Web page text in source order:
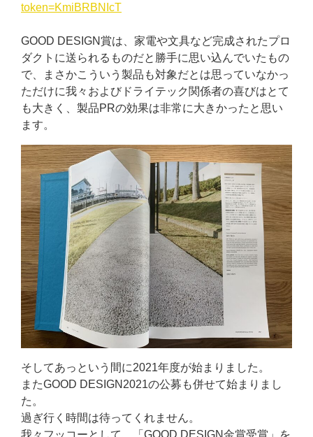
token=KmiBRBNIcT
GOOD DESIGN賞は、家電や文具など完成されたプロ
ダクトに送られるものだと勝手に思い込んでいたもの
で、まさかこういう製品も対象だとは思っていなかっ
ただけに我々およびドライテック関係者の喜びはとて
も大きく、製品PRの効果は非常に大きかったと思い
ます。
そしてあっという間に2021年度が始まりました。
またGOOD DESIGN2021の公募も併せて始まりまし
た。
過ぎ行く時間は待ってくれません。
我々フッコーとして、「GOOD DESIGN金賞受賞」を